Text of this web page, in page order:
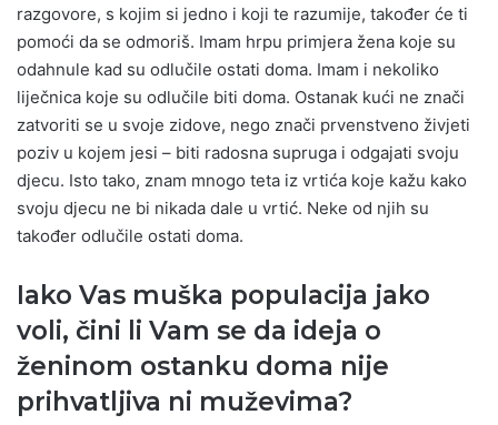
razgovore, s kojim si jedno i koji te razumije, također će ti
pomoći da se odmoriš. Imam hrpu primjera žena koje su
odahnule kad su odlučile ostati doma. Imam i nekoliko
liječnica koje su odlučile biti doma. Ostanak kući ne znači
zatvoriti se u svoje zidove, nego znači prvenstveno živjeti
poziv u kojem jesi – biti radosna supruga i odgajati svoju
djecu. Isto tako, znam mnogo teta iz vrtića koje kažu kako
svoju djecu ne bi nikada dale u vrtić. Neke od njih su
također odlučile ostati doma.
Iako Vas muška populacija jako
voli, čini li Vam se da ideja o
ženinom ostanku doma nije
prihvatljiva ni muževima?